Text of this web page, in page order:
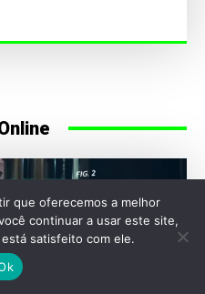
que oferecemos a melhor
continuar a usar este site,
satisfeito com ele.